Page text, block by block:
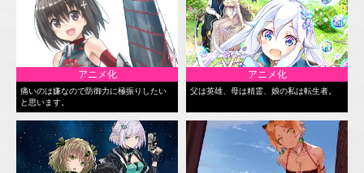
アニメ化
痛いのは嫌なので防御力に極振りしたい
と思います。
アニメ化
父は英雄、母は精霊、娘の私は転生者。